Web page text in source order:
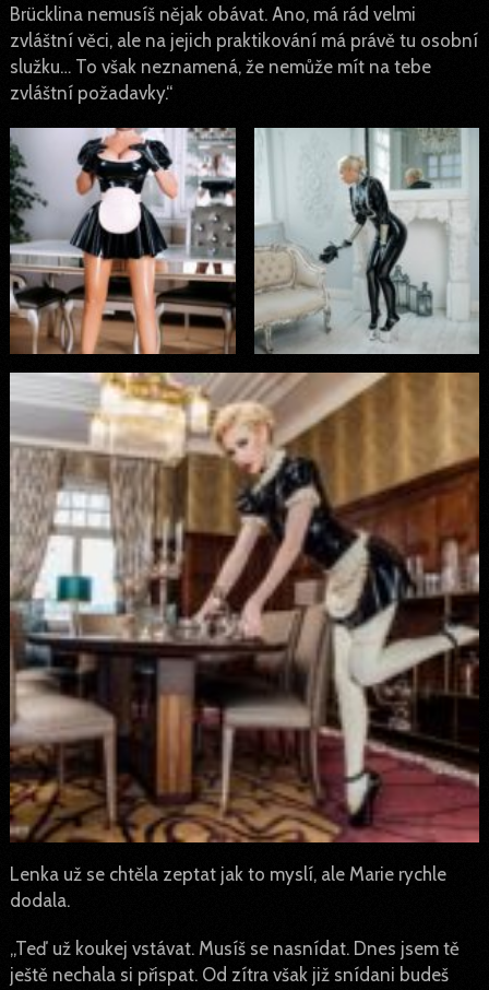
Brücklina nemusíš nějak obávat. Ano, má rád velmi
zvláštní věci, ale na jejich praktikování má právě tu osobní
služku… To však neznamená, že nemůže mít na tebe
zvláštní požadavky.“
Lenka už se chtěla zeptat jak to myslí, ale Marie rychle
dodala.
„Teď už koukej vstávat. Musíš se nasnídat. Dnes jsem tě
ještě nechala si přispat. Od zítra však již snídani budeš